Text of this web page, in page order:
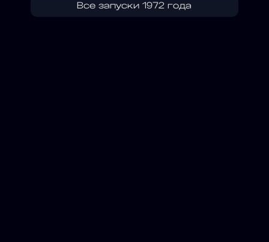
Все запуски 1972 года